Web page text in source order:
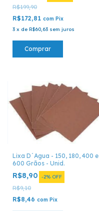
R$199,90
R$172,81 com Pix
3 x de R$60,63 sem juros
Comprar
Lixa D´Agua - 150, 180, 400 e
600 Grãos - Unid.
R$8,90 -2% OFF
R$9,10
R$8,46 com Pix